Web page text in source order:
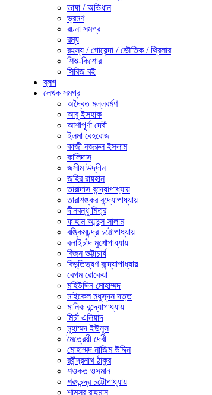
ভাষা / অভিধান
ভ্রমণ
রচনা সমগ্র
রম্য
রহস্য / গোয়েন্দা / ভৌতিক / থ্রিলার
শিশু-কিশোর
সিরিজ বই
ব্লগ
লেখক সমগ্র
অদ্বৈত মল্লবর্মণ
আবু ইসহাক
আশাপূর্ণা দেবী
ইলমা বেহরোজ
কাজী নজরুল ইসলাম
কালিদাস
জসীম উদ্‌দীন
জহির রায়হান
তারাদাস বন্দ্যোপাধ্যায়
তারাশঙ্কর বন্দ্যোপাধ্যায়
দীনবন্ধু মিত্র
ফাহাম আব্দুস সালাম
বঙ্কিমচন্দ্র চট্টোপাধ্যায়
বলাইচাঁদ মুখোপাধ্যায়
বিজন ভট্টাচার্য
বিভূতিভূষণ বন্দ্যোপাধ্যায়
বেগম রোকেয়া
মহিউদ্দিন মোহাম্মদ
মাইকেল মধুসূদন দত্ত
মানিক বন্দ্যোপাধ্যায়
মির্চা এলিয়াদ
মুহাম্মদ ইউনুস
মৈত্রেয়ী দেবী
মোহাম্মদ নাজিম উদ্দিন
রবীন্দ্রনাথ ঠাকুর
শওকত ওসমান
শরৎচন্দ্র চট্টোপাধ্যায়
শামসুর রাহমান